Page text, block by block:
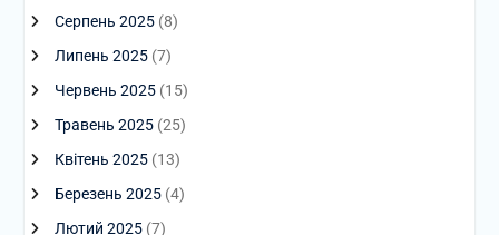
Серпень 2025(8)
Липень 2025(7)
Червень 2025(15)
Травень 2025(25)
Квітень 2025(13)
Березень 2025(4)
Лютий 2025(7)